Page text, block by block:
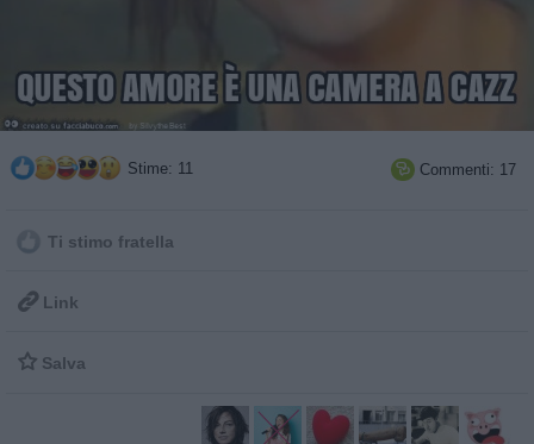
Stime: 11  Commenti: 17
Ti stimo fratella
 Link
 Salva